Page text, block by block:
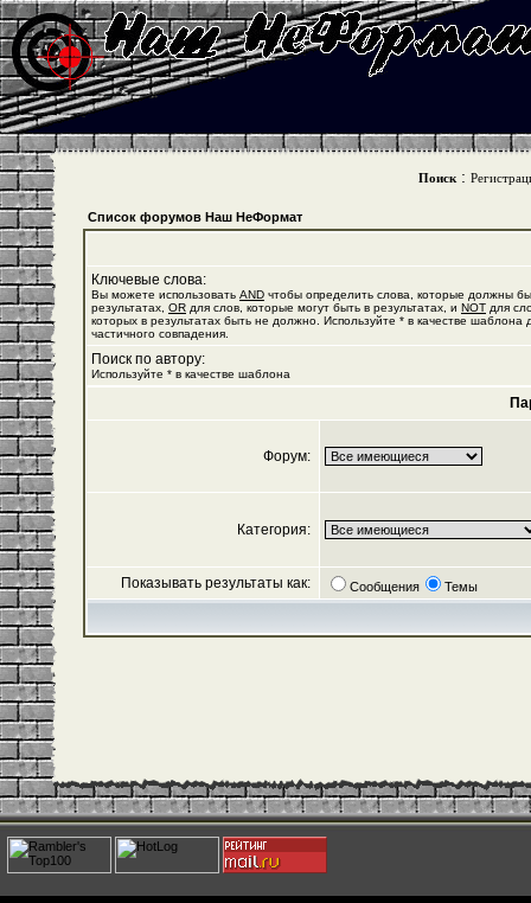
Поиск :
Список форумов Наш НеФормат
Ключевые слова:
Вы можете использовать AND чтобы определить слова, которые должны
результатах, OR для слов, которые могут быть в результатах, и NOT для
которых в результатах быть не должно. Используйте * в качестве шаблона
частичного совпадения.
Поиск по автору:
Используйте * в качестве шаблона
Форум:
Категория:
Показывать результаты как: Сообщения Темы